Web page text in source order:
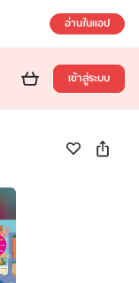
อ่านในแอป
เข้าสู่ระบบ